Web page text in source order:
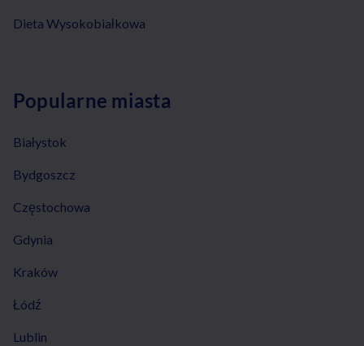
Dieta Wysokobiałkowa
Popularne miasta
Białystok
Bydgoszcz
Częstochowa
Gdynia
Kraków
Łódź
Lublin